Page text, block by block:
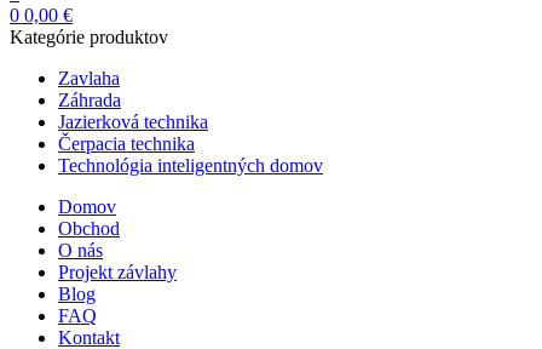
0 0,00 €
Kategórie produktov
Zavlaha
Záhrada
Jazierková technika
Čerpacia technika
Technológia inteligentných domov
Domov
Obchod
O nás
Projekt závlahy
Blog
FAQ
Kontakt